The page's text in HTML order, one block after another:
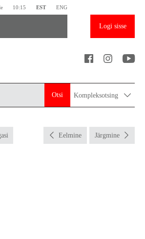
10:15 EST ENG
Logi sisse
Otsi Kompleksotsing
Eelmine Järgmine